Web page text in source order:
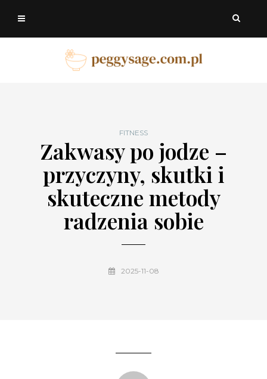
FITNESS
Zakwasy po jodze –
przyczyny, skutki i
skuteczne metody
radzenia sobie
2025-11-08